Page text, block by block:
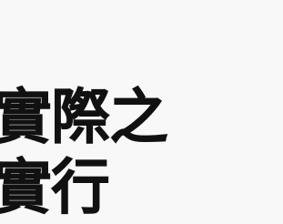
際之
行